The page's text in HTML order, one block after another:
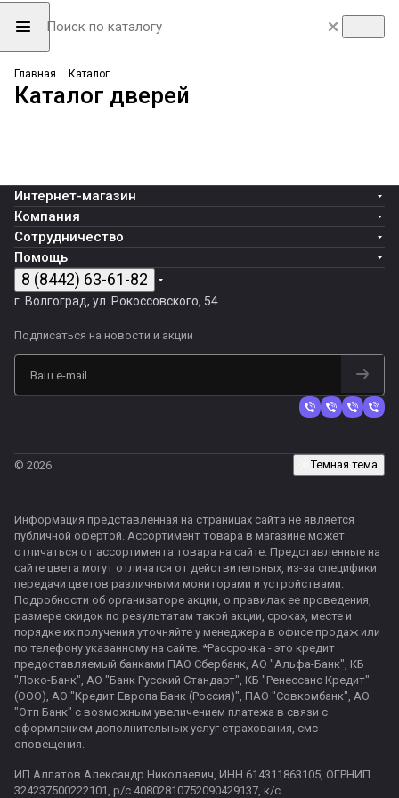
Главная Каталог
Каталог дверей
Входные двери
193 товара
Межкомнатные
двери
1986 товаров
Системы
открывания
Дополнительные
товары
Интернет-магазин
Компания
Сотрудничество
Помощь
8 (8442) 63-61-82
г. Волгоград, ул. Рокоссовского, 54
Подписаться на новости и акции
© 2026 Темная тема
Информация представленная на страницах сайта не является
публичной офертой. Ассортимент товара в магазине может
отличаться от ассортимента товара на сайте. Представленные на
сайте цвета могут отличатся от действительных, из-за специфики
передачи цветов различными мониторами и устройствами.
Подробности об организаторе акции, о правилах ее проведения,
размере скидок по результатам такой акции, сроках, месте и
порядке их получения уточняйте у менеджера в офисе продаж или
по телефону указанному на сайте. *Рассрочка - это кредит
предоставляемый банками ПАО Сбербанк, АО "Альфа-Банк", КБ
"Локо-Банк", АО "Банк Русский Стандарт", КБ "Ренессанс Кредит"
(ООО), АО "Кредит Европа Банк (Россия)", ПАО "Совкомбанк", АО
"Отп Банк" с возможным увеличением платежа в связи с
оформлением дополнительных услуг страхования, смс
оповещения.
ИП Алпатов Александр Николаевич, ИНН 614311863105, ОГРНИП
324237500222101, р/с 40802810752090429137, к/с